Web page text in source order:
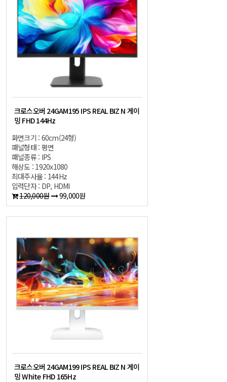
크로스오버 24GAM195 IPS REAL BIZ N 게이
밍 FHD 144Hz
화면크기 : 60cm(24형)
패널형태 : 평면
패널종류 : IPS
해상도 : 1920x1080
최대주사율 : 144Hz
입력단자 : DP, HDMI
120,000원
99,000원
크로스오버 24GAM199 IPS REAL BIZ N 게이
밍 White FHD 165Hz